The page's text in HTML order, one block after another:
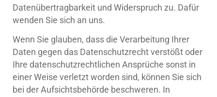
Datenübertragbarkeit und Widerspruch zu. Dafür
wenden Sie sich an uns.
Wenn Sie glauben, dass die Verarbeitung Ihrer
Daten gegen das Datenschutzrecht verstößt oder
Ihre datenschutzrechtlichen Ansprüche sonst in
einer Weise verletzt worden sind, können Sie sich
bei der Aufsichtsbehörde beschweren. In